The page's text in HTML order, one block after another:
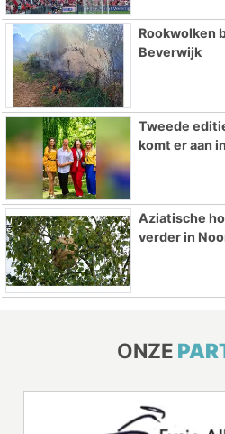
Rookwolken
Beverwijk
Tweede
komt er aan
Aziatische
verder in
ONZE